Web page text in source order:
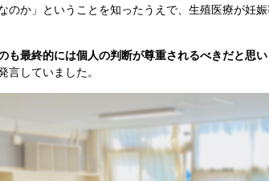
か」ということを知ったうえで、生殖医療が妊
も最終的には個人の判断が尊重されるべきだと思
言していました。